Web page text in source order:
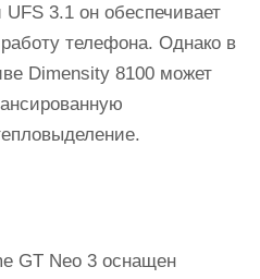
3.1 он обеспечивает
телефона. Однако в
Dimensity 8100 может
GT Neo 3 оснащен